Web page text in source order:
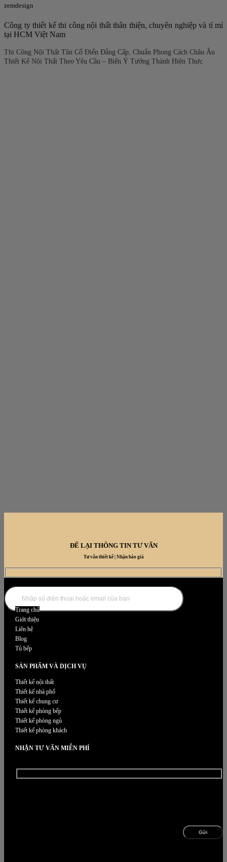
zemdesign
Công ty thiết kế thi công nội thất thân thiện, chuyên nghiệp và tỉ mỉ
tại HCM Việt Nam
Thi Công Nội Thất Tân Cổ Điển Đẳng Cấp, Chuẩn Phong Cách Châu Âu
Thiết Kế Nội Thất Theo Yêu Cầu – Biến Ý Tưởng Thành Hiện Thực
ĐỂ LẠI THÔNG TIN TƯ VẤN
Tư vấn thiết kế | Nhận báo giá
DANH MỤC NỘI THẤT
Trang chủ
Giới thiệu
Liên hệ
Blog
Tủ bếp
SẢN PHẨM VÀ DỊCH VỤ
Thiết kế nội thất
Thiết kế nhà phố
Thiết kế chung cư
Thiết kế phòng bếp
Thiết kế phòng ngủ
Thiết kế phòng khách
NHẬN TƯ VẤN MIỄN PHÍ